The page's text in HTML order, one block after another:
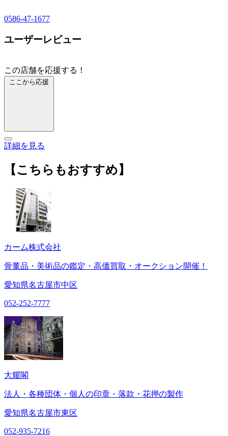
0586-47-1677
ユーザーレビュー
この店舗を応援する！
ここから応援
詳細を見る
【こちらもおすすめ】
カーム株式会社
骨董品・美術品の鑑定・高価買取・オークション開催！
愛知県名古屋市中区
052-252-7777
大耀閣
法人・各種団体・個人の印章・落款・花押の製作
愛知県名古屋市東区
052-935-7216